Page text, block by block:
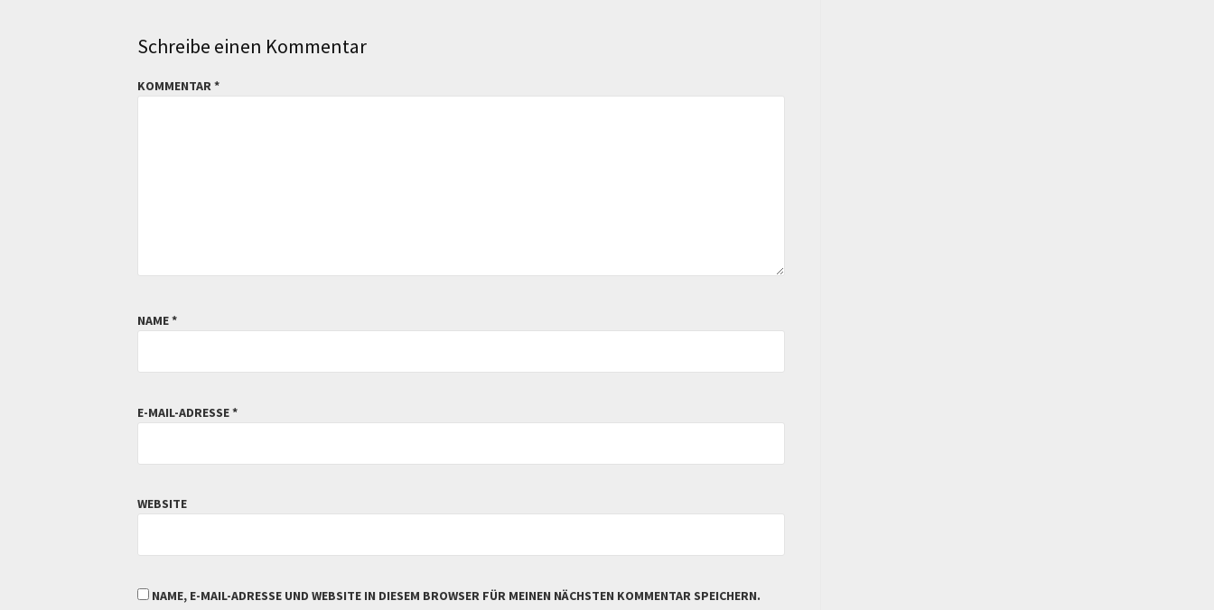
Schreibe einen Kommentar
KOMMENTAR *
NAME*
E-MAIL-ADRESSE*
WEBSITE
NAME, E-MAIL-ADRESSE UND WEBSITE IN DIESEM BROWSER FÜR MEINEN NÄCHSTEN KOMMENTAR SPEICHERN.